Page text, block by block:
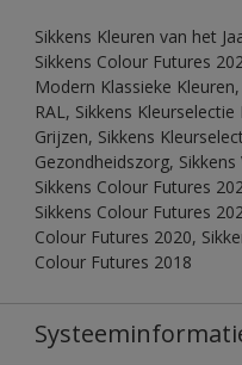
Sikkens Kleuren van het
Sikkens Colour Futures
Modern Klassieke
RAL, Sikkens
Grijzen, Sikkens
Gezondheidszorg,
Sikkens Colour Futures
Sikkens Colour Futures
Colour Futures 2020,
Colour Futures 2018